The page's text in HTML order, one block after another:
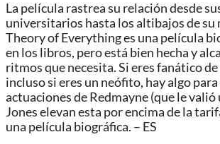
La película rastrea su relación desde
universitarios hasta los altibajos de
Theory of Everything es una película
en los libros, pero está bien hecha y
ritmos que necesita. Si eres fanático
incluso si eres un neófito, hay algo
actuaciones de Redmayne (que le valió
Jones elevan esta por encima de la
una película biográfica. – ES